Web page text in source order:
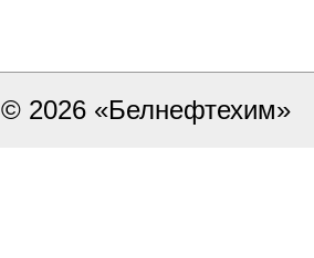
© 2026 «Белнефтехим»